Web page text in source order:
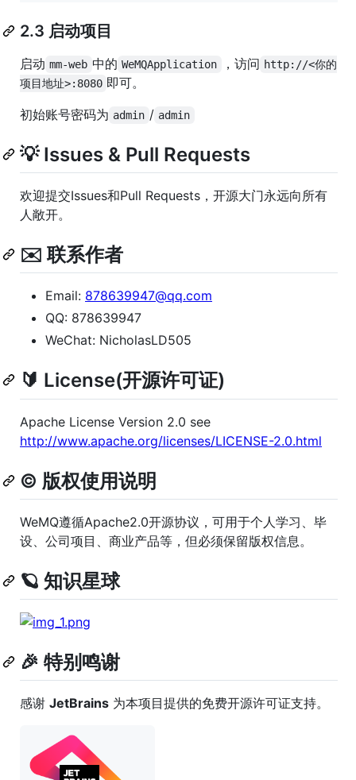
2.3 启动项目
启动 mm-web 中的 WeMQApplication ，访问 http://<你的
项目地址>:8080 即可。
初始账号密码为 admin / admin
💡 Issues & Pull Requests
欢迎提交Issues和Pull Requests，开源大门永远向所有
人敞开。
✉️ 联系作者
Email: 878639947@qq.com
QQ: 878639947
WeChat: NicholasLD505
🔰 License(开源许可证)
Apache License Version 2.0 see
http://www.apache.org/licenses/LICENSE-2.0.html
©️ 版权使用说明
WeMQ遵循Apache2.0开源协议，可用于个人学习、毕
设、公司项目、商业产品等，但必须保留版权信息。
🪐 知识星球
🎉 特别鸣谢
感谢 JetBrains 为本项目提供的免费开源许可证支持。